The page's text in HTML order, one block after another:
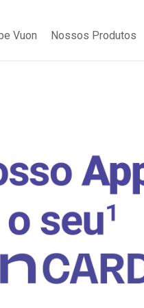
Vuon Nossos Produtos